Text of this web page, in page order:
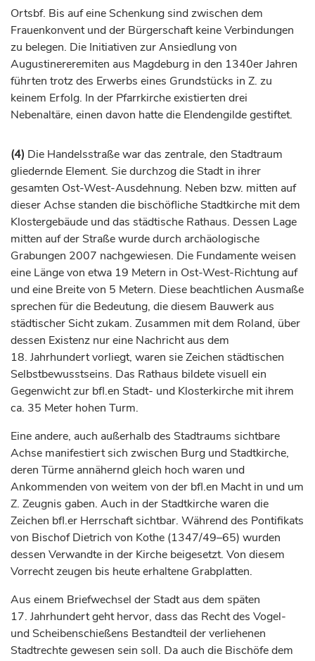
Ortsbf. Bis auf eine Schenkung sind zwischen dem
Frauenkonvent und der Bürgerschaft keine Verbindungen
zu belegen. Die Initiativen zur Ansiedlung von
Augustinereremiten aus Magdeburg in den 1340er Jahren
führten trotz des Erwerbs eines Grundstücks in Z. zu
keinem Erfolg. In der Pfarrkirche existierten drei
Nebenaltäre, einen davon hatte die Elendengilde gestiftet.
(4) Die Handelsstraße war das zentrale, den Stadtraum
gliedernde Element. Sie durchzog die Stadt in ihrer
gesamten Ost-West-Ausdehnung. Neben bzw. mitten auf
dieser Achse standen die bischöfliche Stadtkirche mit dem
Klostergebäude und das städtische Rathaus. Dessen Lage
mitten auf der Straße wurde durch archäologische
Grabungen 2007 nachgewiesen. Die Fundamente weisen
eine Länge von etwa 19 Metern in Ost-West-Richtung auf
und eine Breite von 5 Metern. Diese beachtlichen Ausmaße
sprechen für die Bedeutung, die diesem Bauwerk aus
städtischer Sicht zukam. Zusammen mit dem Roland, über
dessen Existenz nur eine Nachricht aus dem
18. Jahrhundertvorliegt, waren sie Zeichen städtischen
Selbstbewusstseins. Das Rathaus bildete visuell ein
Gegenwicht zur bfl.en Stadt- und Klosterkirche mit ihrem
ca. 35 Meter hohen Turm.
Eine andere, auch außerhalb des Stadtraums sichtbare
Achse manifestiert sich zwischen Burg und Stadtkirche,
deren Türme annähernd gleich hoch waren und
Ankommenden von weitem von der bfl.en Macht in und um
Z. Zeugnis gaben. Auch in der Stadtkirche waren die
Zeichen bfl.er Herrschaft sichtbar. Während des Pontifikats
von BischofDietrich von Kothe (1347/49–65) wurden
dessen Verwandte in der Kirche beigesetzt. Von diesem
Vorrecht zeugen bis heute erhaltene Grabplatten.
Aus einem Briefwechsel der Stadt aus dem späten
17. Jahrhundertgeht hervor, dass das Recht des Vogel-
und Scheibenschießens Bestandteil der verliehenen
Stadtrechte gewesen sein soll. Da auch die Bischöfedem